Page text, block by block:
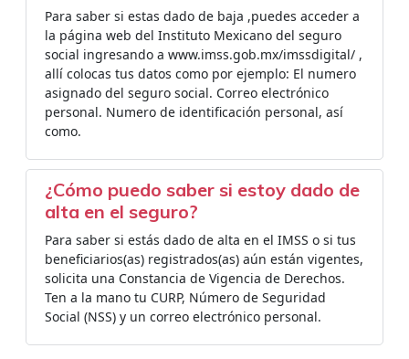
Para saber si estas dado de baja ,puedes acceder a
la página web del Instituto Mexicano del seguro
social ingresando a www.imss.gob.mx/imssdigital/ ,
allí colocas tus datos como por ejemplo: El numero
asignado del seguro social. Correo electrónico
personal. Numero de identificación personal, así
como.
¿Cómo puedo saber si estoy dado de
alta en el seguro?
Para saber si estás dado de alta en el IMSS o si tus
beneficiarios(as) registrados(as) aún están vigentes,
solicita una Constancia de Vigencia de Derechos.
Ten a la mano tu CURP, Número de Seguridad
Social (NSS) y un correo electrónico personal.